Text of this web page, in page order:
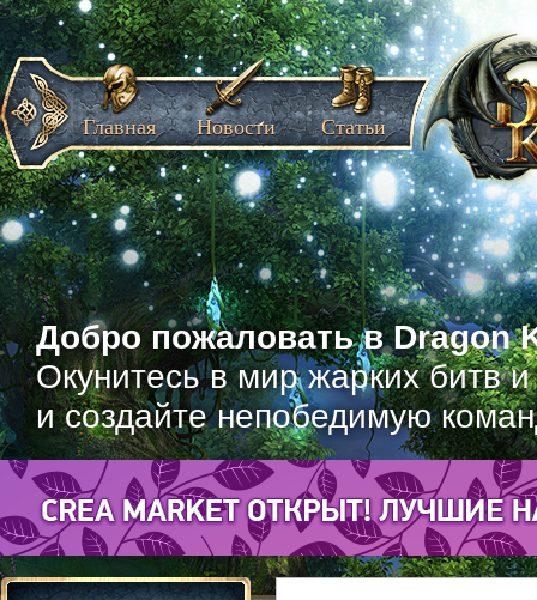
Добро пожаловать в Dragon
Окунитесь в мир жарких битв
и создайте непобедимую
Главная Новости Статьи